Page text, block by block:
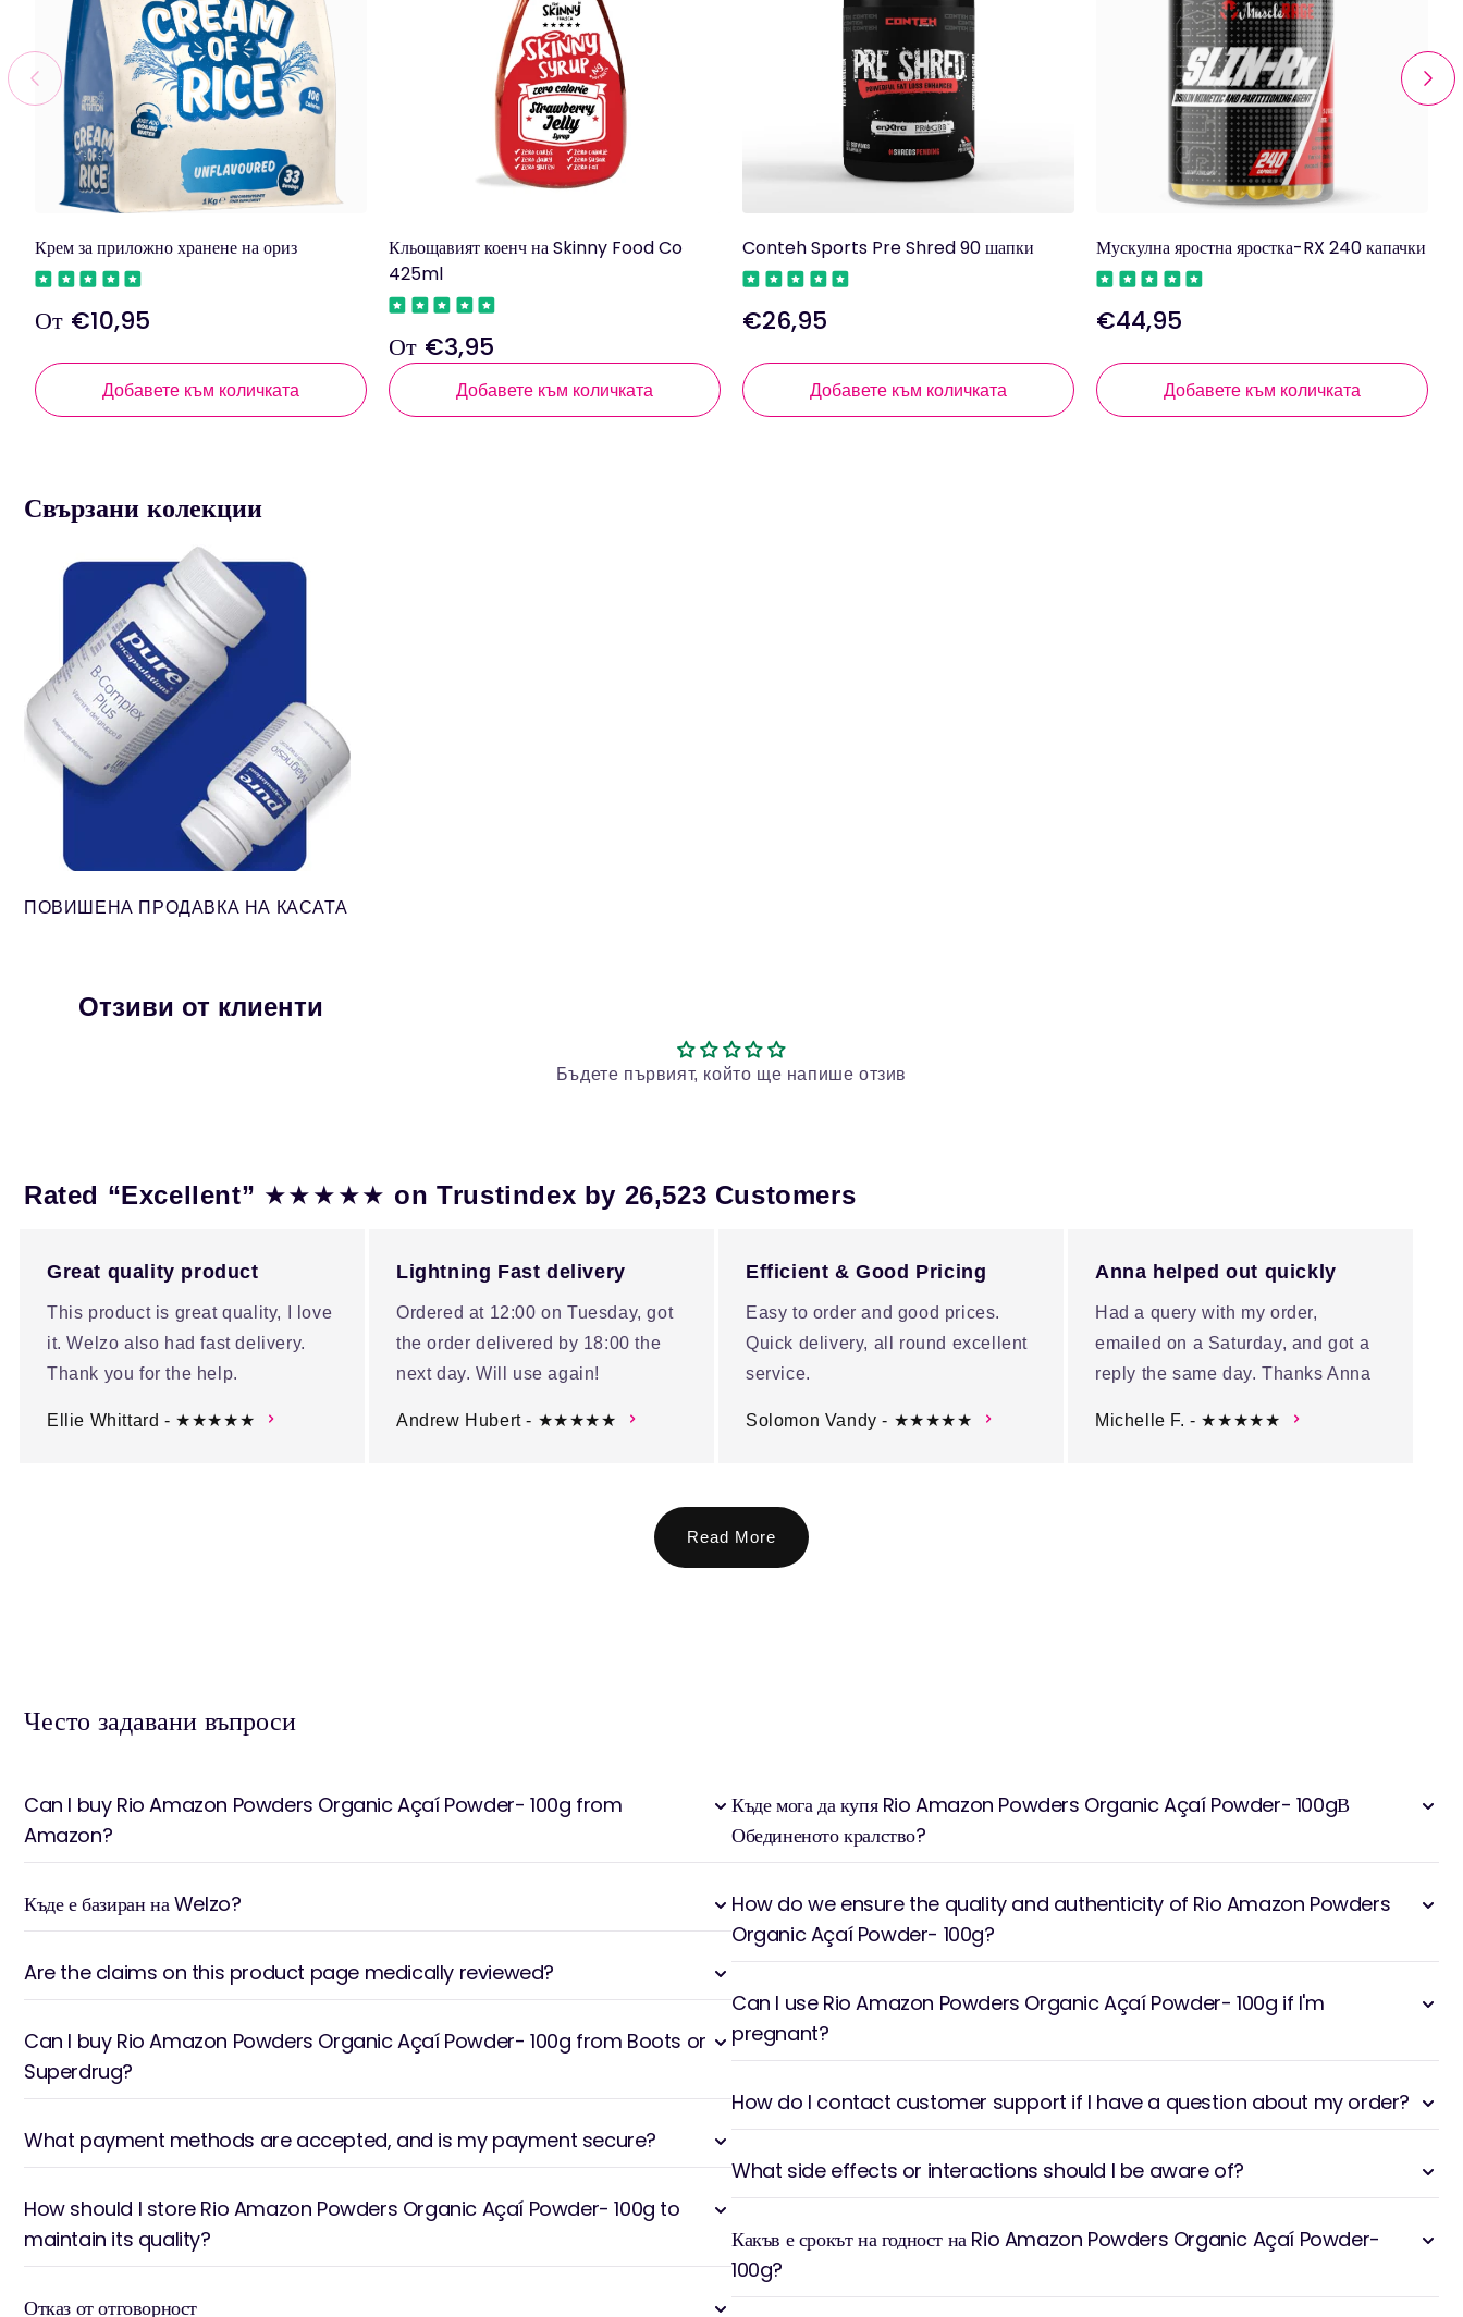
Крем за приложно хранене на ориз
Редовна
От €10,95
Добавете към количката
Кльощавият коенч на Skinny Food Co
425ml
Редовна
цена
От €3,95
Добавете към количката
Conteh Sports Pre Shred 90 шапки
Редовна
€26,95
Добавете към количката
Мускулна яростна яростка-RX 240 капачки
Редовна
€44,95
Добавете към количката
Свързани колекции
ПОВИШЕНА ПРОДАВКА НА КАСАТА
Отзиви от клиенти
Бъдете първият, който ще напише отзив
Rated “Excellent” ★★★★★ on Trustindex by 26,523 Customers
Great quality product
This product is great quality, I love
it. Welzo also had fast delivery.
Thank you for the help.
Ellie Whittard - ★★★★★
Lightning Fast delivery
Ordered at 12:00 on Tuesday, got
the order delivered by 18:00 the
next day. Will use again!
Andrew Hubert - ★★★★★
Efficient & Good Pricing
Easy to order and good prices.
Quick delivery, all round excellent
service.
Solomon Vandy - ★★★★★
Anna helped out quickly
Had a query with my order,
emailed on a Saturday, and got a
reply the same day. Thanks Anna
Michelle F. - ★★★★★
Read More
Често задавани въпроси
Can I buy Rio Amazon Powders Organic Açaí Powder- 100g from
Amazon?
Къде е базиран на Welzo?
Are the claims on this product page medically reviewed?
Can I buy Rio Amazon Powders Organic Açaí Powder- 100g from Boots or
Superdrug?
What payment methods are accepted, and is my payment secure?
How should I store Rio Amazon Powders Organic Açaí Powder- 100g to
maintain its quality?
Отказ от отговорност
Къде мога да купя Rio Amazon Powders Organic Açaí Powder- 100gВ
Обединеното кралство?
How do we ensure the quality and authenticity of Rio Amazon Powders
Organic Açaí Powder- 100g?
Can I use Rio Amazon Powders Organic Açaí Powder- 100g if I'm
pregnant?
How do I contact customer support if I have a question about my order?
What side effects or interactions should I be aware of?
Какъв е срокът на годност на Rio Amazon Powders Organic Açaí Powder-
100g?